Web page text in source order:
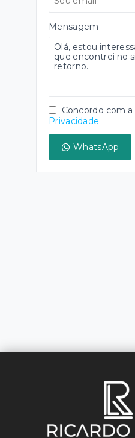
Mensagem
Concordo com a
Privacidade
WhatsApp